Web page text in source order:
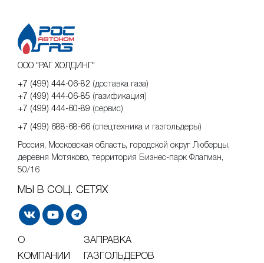
ООО "РАГ ХОЛДИНГ"
+7 (499) 444-06-82 (доставка газа)
+7 (499) 444-06-85 (газификация)
+7 (499) 444-60-89 (сервис)
+7 (499) 688-68-66 (спецтехника и газгольдеры)
Россия, Московская область, городской округ Люберцы,
деревня Мотяково, территория Бизнес-парк Флагман,
50/16
МЫ В СОЦ. СЕТЯХ
О
КОМПАНИИ
ЗАПРАВКА
ГАЗГОЛЬДЕРОВ